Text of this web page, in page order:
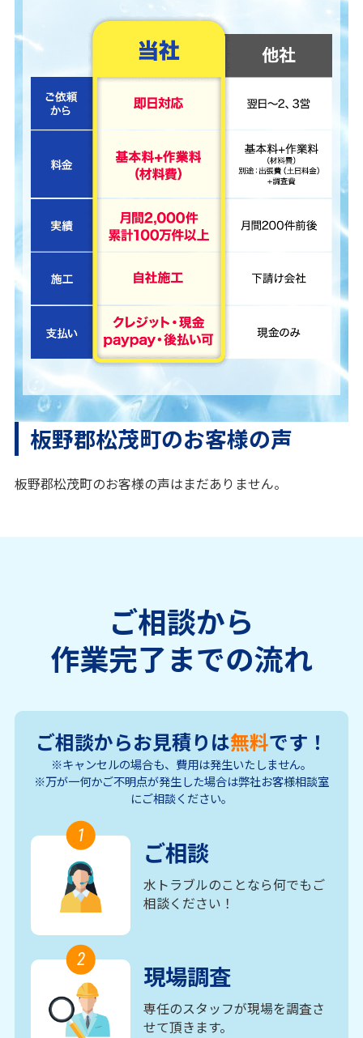
板野郡松茂町のお客様の声
板野郡松茂町のお客様の声はまだありません。
ご相談から
作業完了までの流れ
ご相談からお見積りは無料です！
※キャンセルの場合も、費用は発生いたしません。
※万が一何かご不明点が発生した場合は弊社お客様相談室
にご相談ください。
1
ご相談
水トラブルのことなら何でもご
相談ください！
2
現場調査
専任のスタッフが現場を調査さ
せて頂きます。